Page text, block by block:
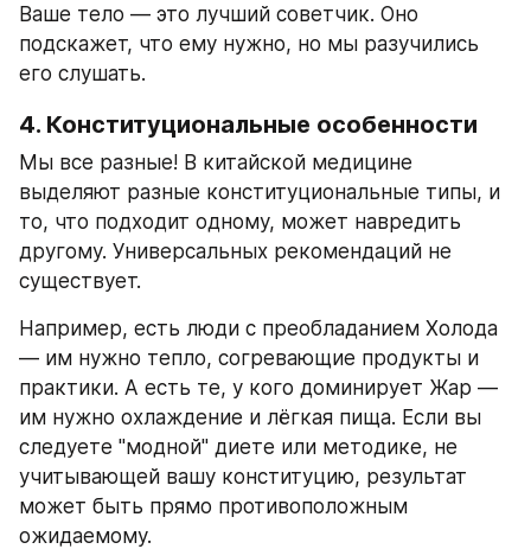
Ваше тело — это лучший советчик. Оно
подскажет, что ему нужно, но мы разучились
его слушать.
4. Конституциональные особенности
Мы все разные! В китайской медицине
выделяют разные конституциональные типы, и
то, что подходит одному, может навредить
другому. Универсальных рекомендаций не
существует.
Например, есть люди с преобладанием Холода
— им нужно тепло, согревающие продукты и
практики. А есть те, у кого доминирует Жар —
им нужно охлаждение и лёгкая пища. Если вы
следуете "модной" диете или методике, не
учитывающей вашу конституцию, результат
может быть прямо противоположным
ожидаемому.